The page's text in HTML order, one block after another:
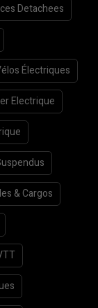
Detachees
Électriques
Electrique
& Cargos